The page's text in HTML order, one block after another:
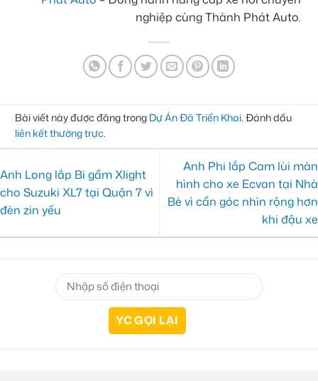
nghiệp cùng Thành Phát Auto.
Bài viết này được đăng trong Dự Án Đã Triển Khai. Đánh dấu
liên kết thường trực.
Anh Long lắp Bi gầm Xlight
cho Suzuki XL7 tại Quận 7 vì
đèn zin yếu
Anh Phi lắp Cam lùi màn
hình cho xe Ecvan tại Nhà
Bè vì cần góc nhìn rộng hơn
khi đậu xe